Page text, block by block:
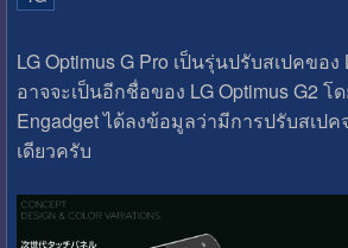
LG Optimus G Pro เป็นรุ่นปรับสเปคของ
อาจจะเป็นอีกชื่อของ LG Optimus G2 โ
Engadget ได้ลงข้อมูลว่ามีการปรับสเป
เดียวครับ